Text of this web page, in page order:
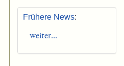
Frühere News:
weiter...